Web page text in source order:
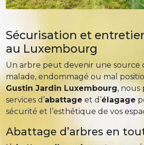
Sécurisation et
au Luxembourg
Un arbre peut devenir une source
malade, endommagé ou mal
Gustin Jardin Luxembourg, nous
services d’abattage et d’élagage
sécurité et l’esthétique de vos
Abattage d’arbres en